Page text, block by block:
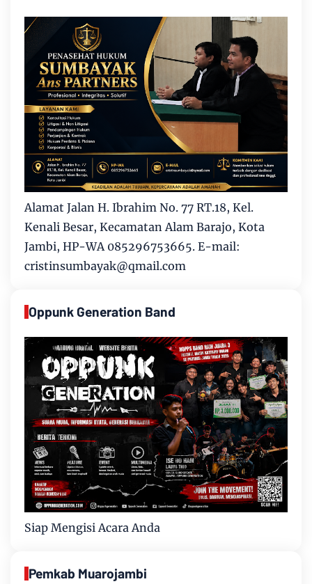
Alamat Jalan H. Ibrahim No. 77 RT.18, Kel.
Kenali Besar, Kecamatan Alam Barajo, Kota
Jambi, HP-WA 085296753665. E-mail:
cristinsumbayak@qmail.com
Oppunk Generation Band
Siap Mengisi Acara Anda
Pemkab Muarojambi